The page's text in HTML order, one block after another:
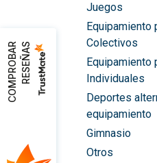
Juegos
Equipamiento
Colectivos
Equipamiento
Individuales
Deportes
equipamiento
Gimnasio
Otros
C
O
M
P
R
O
B
A
R
R
E
S
E
Ñ
AS